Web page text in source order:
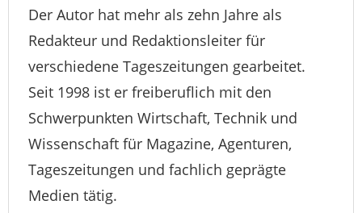
Der Autor hat mehr als zehn Jahre als
Redakteur und Redaktionsleiter für
verschiedene Tageszeitungen gearbeitet.
Seit 1998 ist er freiberuflich mit den
Schwerpunkten Wirtschaft, Technik und
Wissenschaft für Magazine, Agenturen,
Tageszeitungen und fachlich geprägte
Medien tätig.